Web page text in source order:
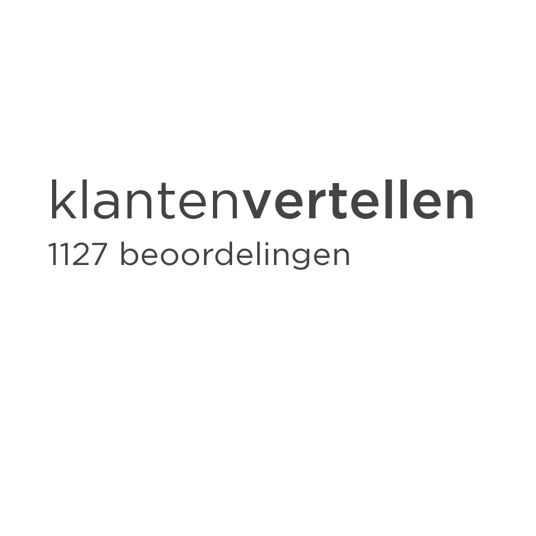
klantenvertellen
1127 beoordelingen